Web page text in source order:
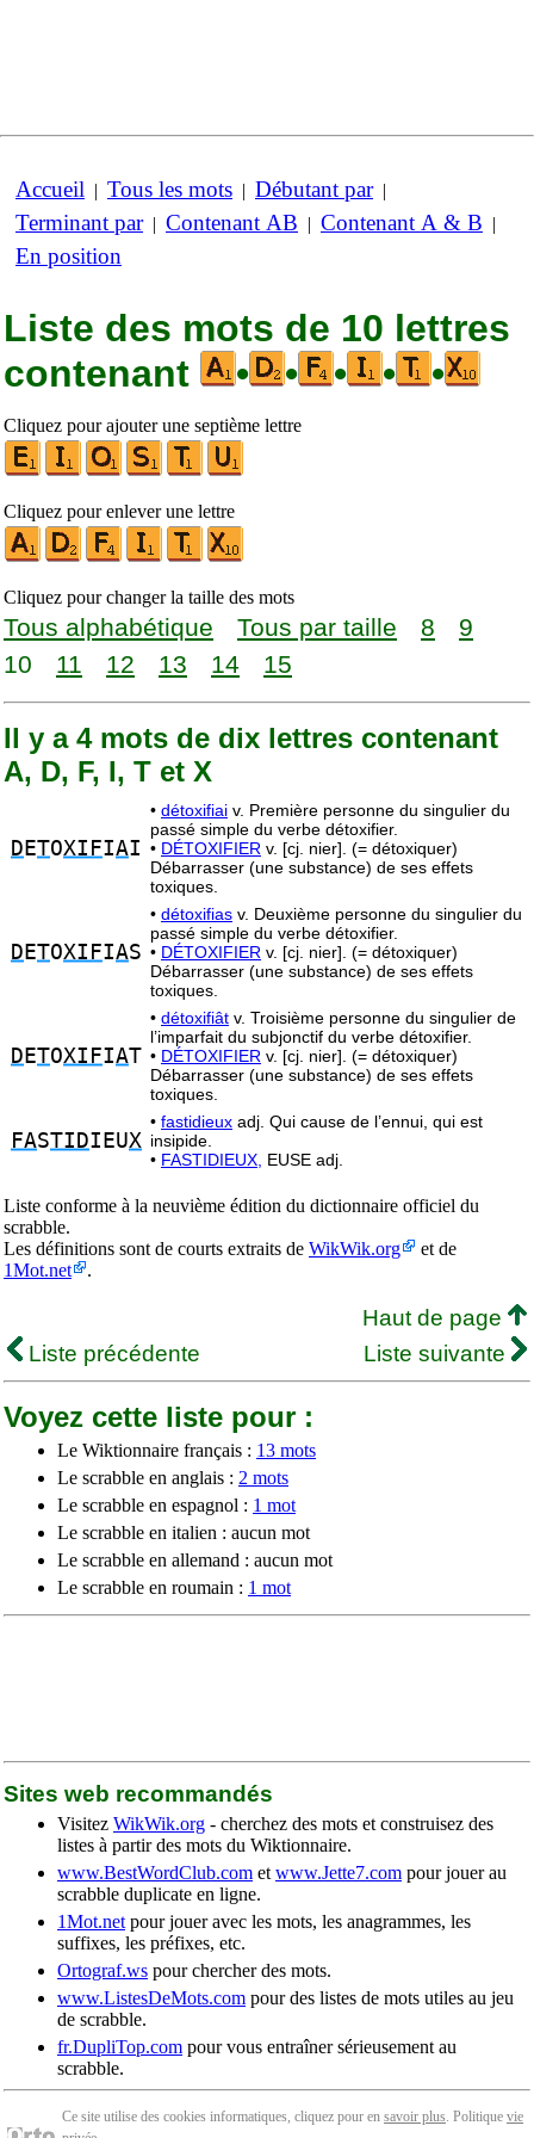
Accueil | Tous les mots | Débutant par|
Terminant par| Contenant AB | Contenant A & B |
En position
Liste des mots de 10 lettres
contenant
• • • • •
Cliquez pour ajouter une septième lettre
Cliquez pour enlever une lettre
Cliquez pour changer la taille des mots
Tous alphabétique Tous par taille 8
9
10
11 12 13 14 15
Il y a 4 mots de dix lettres contenant
A, D, F, I, T et X
D ETOXIFIAI
• détoxifiai v. Première personne du singulier du
passé simple du verbe détoxifier.
• DÉTOXIFIER v. [cj. nier]. (= détoxiquer)
Débarrasser (une substance) de ses effets
toxiques.
D ETOXIFIAS
• détoxifias v. Deuxième personne du singulier du
passé simple du verbe détoxifier.
• DÉTOXIFIER v. [cj. nier]. (= détoxiquer)
Débarrasser (une substance) de ses effets
toxiques.
D ETOXIFIAT
• détoxifiât v. Troisième personne du singulier de
l’imparfait du subjonctif du verbe détoxifier.
• DÉTOXIFIER v. [cj. nier]. (= détoxiquer)
Débarrasser (une substance) de ses effets
toxiques.
FASTIDIEUX
• fastidieux adj. Qui cause de l’ennui, qui est
insipide.
• FASTIDIEUX, EUSE adj.
Liste conforme à la neuvième édition du dictionnaire officiel du
scrabble.
Les définitions sont de courts extraits de WikWik.org
et de
1Mot.net
.
Haut de page
Liste précédente
Liste suivante
Voyez cette liste pour :
Le Wiktionnaire français : 13 mots
Le scrabble en anglais : 2 mots
Le scrabble en espagnol : 1 mot
Le scrabble en italien : aucun mot
Le scrabble en allemand : aucun mot
Le scrabble en roumain : 1 mot
Sites web recommandés
Visitez WikWik.org - cherchez des mots et construisez des
listes à partir des mots du Wiktionnaire.
www.BestWordClub.com et www.Jette7.com pour jouer au
scrabble duplicate en ligne.
1Mot.net pour jouer avec les mots, les anagrammes, les
suffixes, les préfixes, etc.
Ortograf.ws pour chercher des mots.
www.ListesDeMots.com pour des listes de mots utiles au jeu
de scrabble.
fr.DupliTop.com pour vous entraîner sérieusement au
scrabble.
Ce site utilise des cookies informatiques, cliquez pour en savoir plus. Politique vie